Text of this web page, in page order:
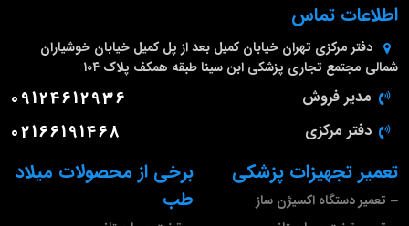
برخی از محصولات میلاد
طب
تعمیر تجهیزات پزشکی
تعمیر دستگاه اکسیژن ساز
اطلاعات تماس
دفتر مرکزی تهران خیابان کمیل بعد از پل کمیل خیابان خوشیاران
شمالی مجتمع تجاری پزشکی ابن سینا طبقه همکف پلاک ۱۰۴
مدیر فروش 09124612936
دفتر مرکزی 02166191468